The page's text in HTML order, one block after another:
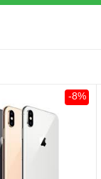
Khách Hàng
-8%